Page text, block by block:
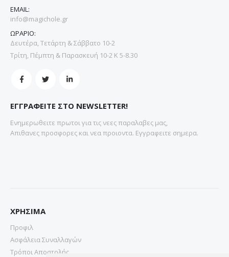
EMAIL:
info@magichole.gr
ΩΡΑΡΙΟ:
Δευτέρα, Τετάρτη & Σάββατο 10-2
Τρίτη, Πέμπτη & Παρασκευή 10-2 Κ 5-8.30
ΕΓΓΡΑΦΕΙΤΕ ΣΤΟ NEWSLETTER!
Ενημερωθειτε πρωτοι για τις νεες παραλαβες μας,
Απιθανες προσφορες και νεα προιοντα. Εγγραφειτε σημερα.
ΧΡΗΣΙΜΑ
Προφιλ
Ασφάλεια Συναλλαγών
Τρόποι Αποστολής